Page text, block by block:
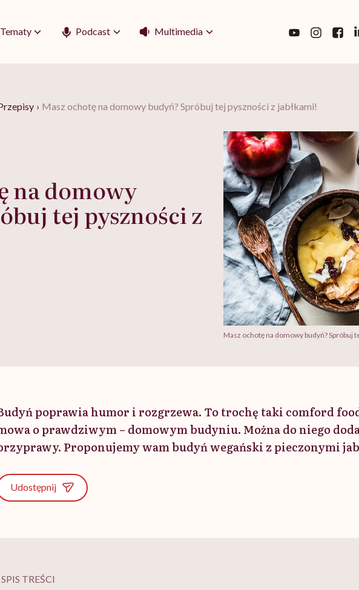
Tematy Podcast Multimedia
› Masz ochotę na domowy budyń? Spróbuj tej pyszności z jabłkami!
na domowy
tej pyszności z
Masz ochotę na domowy budyń? Spróbuj
poprawia humor i rozgrzewa. To trochę taki comford
o prawdziwym – domowym budyniu. Można do niego
Proponujemy wam budyń wegański z pieczonymi
Udostępnij
SPIS TREŚCI